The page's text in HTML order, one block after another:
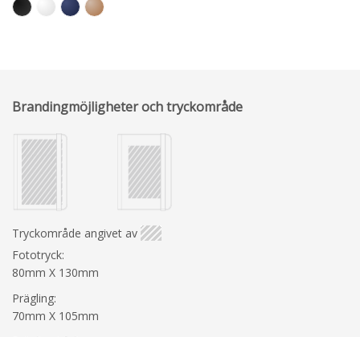
Brandingmöjligheter och tryckområde
Tryckområde angivet av
Fototryck:
80mm X 130mm
Prägling:
70mm X 105mm